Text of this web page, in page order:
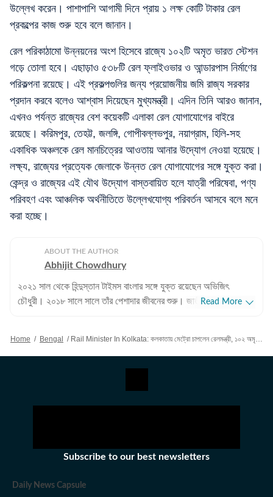
উল্লেখ করেন। পাশাপাশি আগামী দিনে প্রায় ১ লক্ষ কোটি টাকার রেল
প্রকল্পের কাজ শুরু হবে বলে জানান।
রেল পরিকাঠামো উন্নয়নের অংশ হিসেবে রাজ্যে ১০২টি অমৃত ভারত স্টেশন
গড়ে তোলা হবে। এছাড়াও ৫৩৮টি রেল ফ্লাইওভার ও আন্ডারপাস নির্মাণের
পরিকল্পনা রয়েছে। এই প্রকল্পগুলির জন্য প্রয়োজনীয় জমি রাজ্য সরকার
প্রদান করবে বলেও আশ্বাস দিয়েছেন মুখ্যমন্ত্রী। এদিন তিনি আরও জানান,
এখনও পর্যন্ত রাজ্যের বেশ কয়েকটি এলাকা রেল যোগাযোগের বাইরে
রয়েছে। করিমপুর, তেহট্ট, জলঙ্গি, গোপীবল্লভপুর, নয়াগ্রাম, হিলি-সহ
একাধিক অঞ্চলকে রেল মানচিত্রের আওতায় আনার উদ্যোগ নেওয়া হয়েছে।
লক্ষ্য, রাজ্যের প্রত্যেক জেলাকে উন্নত রেল যোগাযোগের সঙ্গে যুক্ত করা।
কেন্দ্র ও রাজ্যের এই যৌথ উদ্যোগ বাস্তবায়িত হলে যাত্রী পরিষেবা, পণ্য
পরিবহণ এবং আঞ্চলিক অর্থনীতিতে উল্লেখযোগ্য পরিবর্তন আসবে বলে মনে
করা হচ্ছে।
ABOUT THE AUTHOR
Abhijit Chowdhury
২০২১ সাল থেকে হিন্দুস্তান টাইমস বাংলার সঙ্গে যুক্ত রয়েছেন অভিজিৎ
চৌধুরী। ২০১৮ সালে সালে তাঁর পেশাদার জীবনের শুরু। জাতীয়, আন্তর্জাতিক
বিষয়ে তাঁর আগ্রহ সবচেয়ে বেশি। কলকাতা বিশ্ববিদ্যালয় থেকে সাংবাদিকতায়
ভারতে কাজ করার অভিজ্ঞতা রয়েছে অভিজিতের। এছাড়া আকাশবাণীতে রেডিও
জকি হিসেবেও কাজ করেছিলেন তিনি। খবরের জগৎ ছাড়া খেলাধুলো, ইতিহাসে
থেকে। এরপর কলকাতা বিশ্ববিদ্যালয় থেকে একই বিষয়ে স্নাতকোত্তর ডিগ্রি
বই পড়ে এবং বিভিন্ন বিষয়ে ডকুমেন্টারি দেখে।
Read More
Home / Bengal / Rail Minister In Kolkata: কলকাতায় মেট্রো চাপলেন রেলমন্ত্রী, ১০২ অমৃত ভারত স্টেশন, মেট্রোতে ৬০টি নয়া ট্রেনের প্রতিশ্রুতি
Subscribe to our best newsletters
Daily News Capsule